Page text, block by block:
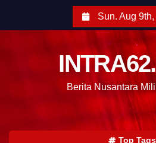
Sun. Aug
Berita Nusantara
Top Tags